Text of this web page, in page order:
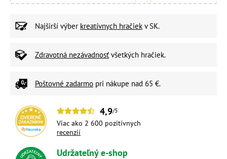
Najširší výber kreatívnych hračiek v SK.
Zdravotná nezávadnosť všetkých hračiek.
Poštovné zadarmo pri nákupe nad 65 €.
4,9/5
Viac ako 2 600 pozitívnych
recenzií
Udržateľný e-shop